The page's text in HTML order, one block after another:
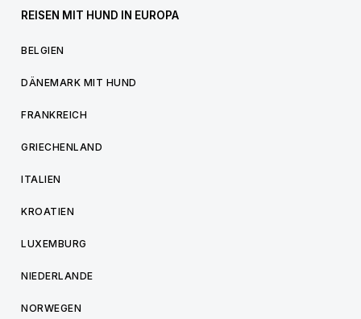
REISEN MIT HUND IN EUROPA
BELGIEN
DÄNEMARK MIT HUND
FRANKREICH
GRIECHENLAND
ITALIEN
KROATIEN
LUXEMBURG
NIEDERLANDE
NORWEGEN